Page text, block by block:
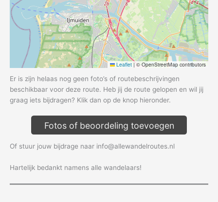
Leaflet |© OpenStreetMap contributors
Er is zijn helaas nog geen foto’s of routebeschrijvingen
beschikbaar voor deze route. Heb jij de route gelopen en wil jij
graag iets bijdragen? Klik dan op de knop hieronder.
Fotos of beoordeling toevoegen
Of stuur jouw bijdrage naar info@allewandelroutes.nl
Hartelijk bedankt namens alle wandelaars!